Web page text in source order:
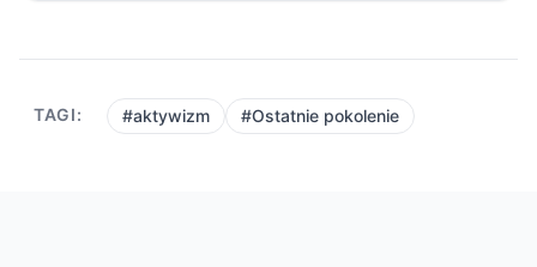
TAGI: #aktywizm #Ostatnie pokolenie